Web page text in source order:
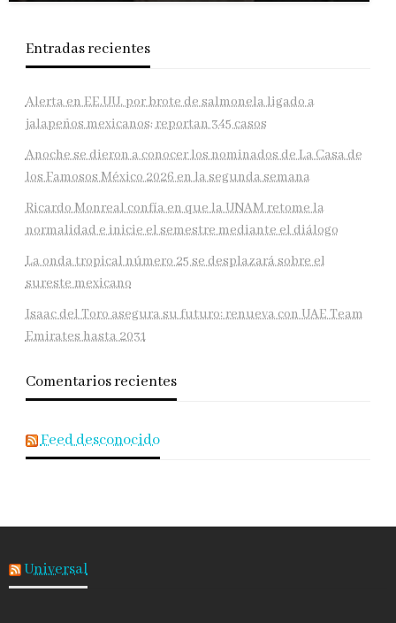
Entradas recientes
Alerta en EE.UU. por brote de salmonela ligado a
jalapeños mexicanos; reportan 345 casos
Anoche se dieron a conocer los nominados de La Casa de
los Famosos México 2026 en la segunda semana
Ricardo Monreal confía en que la UNAM retome la
normalidad e inicie el semestre mediante el diálogo
La onda tropical número 25 se desplazará sobre el
sureste mexicano
Isaac del Toro asegura su futuro: renueva con UAE Team
Emirates hasta 2031
Comentarios recientes
Feed desconocido
Universal